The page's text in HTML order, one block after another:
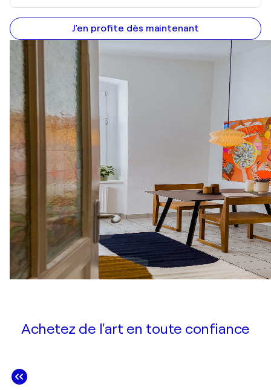
J'en profite dès maintenant
Achetez de l'art en toute confiance